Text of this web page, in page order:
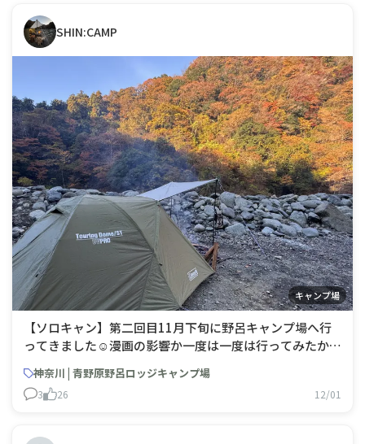
SHIN:CAMP
キャンプ場
【ソロキャン】第二回目11月下旬に野呂キャンプ場へ行
ってきました☺️漫画の影響か一度は一度は行ってみたかっ
たので前日は(っ ॑꒳ ॑c)ゎ‹ゎ‹でなかなか寝れず😓 現場は紅
葉🍁が綺麗に色付いており、三連休の中日、晴天に恵まれ
綺麗な星空🌌を見ることも出来ました‼️ 前回初回が氷川だ
神奈川 | 青野原野呂ロッジキャンプ場
3 26 12/01